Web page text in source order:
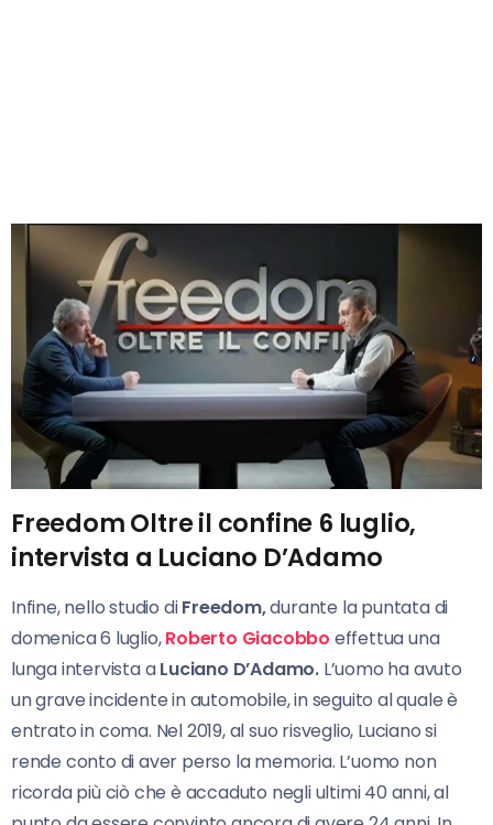
Freedom Oltre il confine 6 luglio,
intervista a Luciano D’Adamo
Infine, nello studio diFreedom,durante la puntata di
domenica 6 luglio,Roberto Giacobbo effettua una
lunga intervista aLuciano D’Adamo. L’uomo ha avuto
un grave incidente in automobile, in seguito al quale è
entrato in coma. Nel 2019, al suo risveglio, Luciano si
rende conto di aver perso la memoria. L’uomo non
ricorda più ciò che è accaduto negli ultimi 40 anni, al